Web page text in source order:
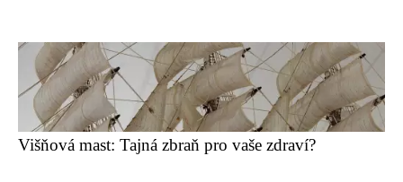
Višňová mast: Tajná zbraň pro vaše zdraví?